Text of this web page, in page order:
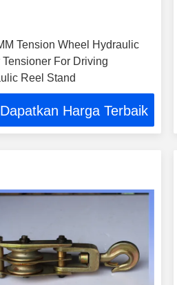
Tension Wheel Hydraulic
Tensioner For Driving
Reel Stand
Dapatkan Harga Terbaik